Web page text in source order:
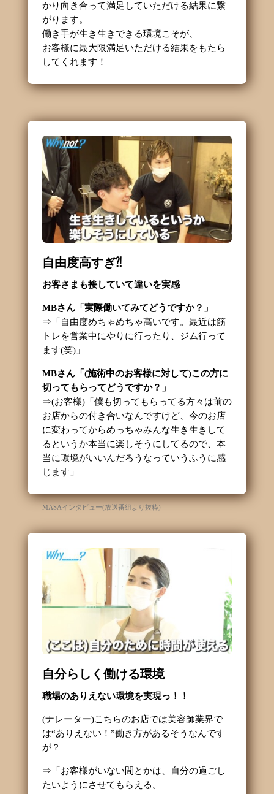
かり向き合って満足していただける結果に繋
がります。
働き手が生き生きできる環境こそが、
お客様に最大限満足いただける結果をもたら
してくれます！
自由度高すぎ⁈
お客さまも接していて違いを実感
MBさん「実際働いてみてどうですか？」
⇒「自由度めちゃめちゃ高いです。最近は筋
トレを営業中にやりに行ったり、ジム行って
ます(笑)」
MBさん「(施術中のお客様に対して)この方に
切ってもらってどうですか？」
⇒(お客様)「僕も切ってもらってる方々は前の
お店からの付き合いなんですけど、今のお店
に変わってからめっちゃみんな生き生きして
るというか本当に楽しそうにしてるので、本
当に環境がいいんだろうなっていうふうに感
じます」
MASAインタビュー(放送番組より抜粋)
自分らしく働ける環境
職場のありえない環境を実現っ！！
(ナレーター)こちらのお店では美容師業界で
は“ありえない！”働き方があるそうなんです
が？
⇒「お客様がいない間とかは、自分の過ごし
たいようにさせてもらえる。